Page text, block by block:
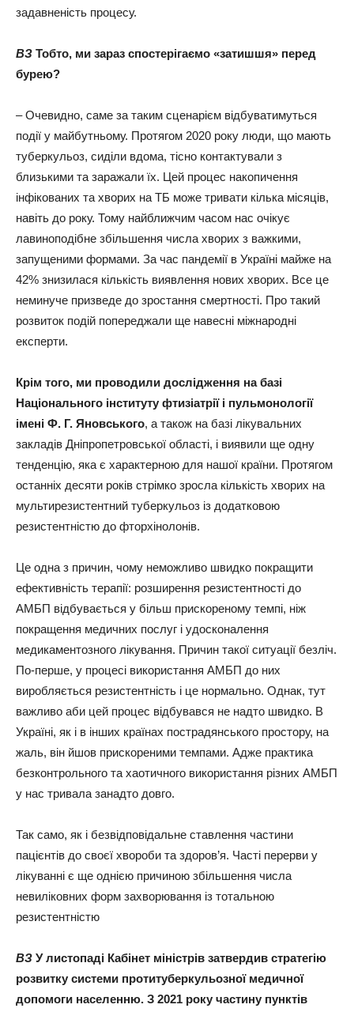
задавненість процесу.
ВЗ Тобто, ми зараз спостерігаємо «затишшя» перед
бурею?
– Очевидно, саме за таким сценарієм відбуватимуться
події у майбутньому. Протягом 2020 року люди, що мають
туберкульоз, сиділи вдома, тісно контактували з
близькими та заражали їх. Цей процес накопичення
інфікованих та хворих на ТБ може тривати кілька місяців,
навіть до року. Тому найближчим часом нас очікує
лавиноподібне збільшення числа хворих з важкими,
запущеними формами. За час пандемії в Україні майже на
42% знизилася кількість виявлення нових хворих. Все це
неминуче призведе до зростання смертності. Про такий
розвиток подій попереджали ще навесні міжнародні
експерти.
Крім того, ми проводили дослідження на базі
Національного інституту фтизіатрії і пульмонології
імені Ф. Г. Яновського, а також на базі лікувальних
закладів Дніпропетровської області, і виявили ще одну
тенденцію, яка є характерною для нашої країни. Протягом
останніх десяти років стрімко зросла кількість хворих на
мультирезистентний туберкульоз із додатковою
резистентністю до фторхінолонів.
Це одна з причин, чому неможливо швидко покращити
ефективність терапії: розширення резистентності до
АМБП відбувається у більш прискореному темпі, ніж
покращення медичних послуг і удосконалення
медикаментозного лікування. Причин такої ситуації безліч.
По-перше, у процесі використання АМБП до них
виробляється резистентність і це нормально. Однак, тут
важливо аби цей процес відбувався не надто швидко. В
Україні, як і в інших країнах пострадянського простору, на
жаль, він йшов прискореними темпами. Адже практика
безконтрольного та хаотичного використання різних АМБП
у нас тривала занадто довго.
Так само, як і безвідповідальне ставлення частини
пацієнтів до своєї хвороби та здоров’я. Часті перерви у
лікуванні є ще однією причиною збільшення числа
невиліковних форм захворювання із тотальною
резистентністю
ВЗ У листопаді Кабінет міністрів затвердив стратегію
розвитку системи протитуберкульозної медичної
допомоги населенню. З 2021 року частину пунктів